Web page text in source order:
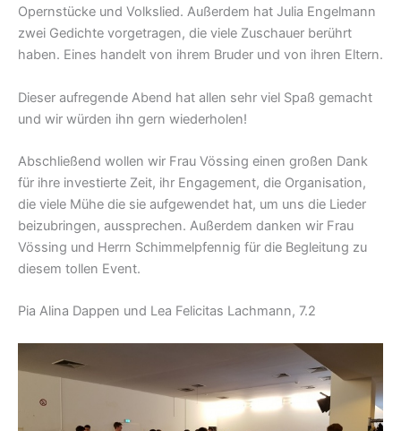
Opernstücke und Volkslied. Außerdem hat Julia Engelmann
zwei Gedichte vorgetragen, die viele Zuschauer berührt
haben. Eines handelt von ihrem Bruder und von ihren Eltern.
Dieser aufregende Abend hat allen sehr viel Spaß gemacht
und wir würden ihn gern wiederholen!
Abschließend wollen wir Frau Vössing einen großen Dank
für ihre investierte Zeit, ihr Engagement, die Organisation,
die viele Mühe die sie aufgewendet hat, um uns die Lieder
beizubringen, aussprechen. Außerdem danken wir Frau
Vössing und Herrn Schimmelpfennig für die Begleitung zu
diesem tollen Event.
Pia Alina Dappen und Lea Felicitas Lachmann, 7.2